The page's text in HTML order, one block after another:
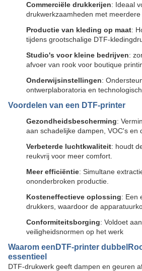
Commerciële drukkerijen: Ideaal
drukwerkzaamheden met meerdere
Productie van kleding op maat:
tijdens grootschalige DTF-
Studio's voor kleine bedrijven:
afvoer van rook voor boutique
Onderwijsinstellingen:
ontwerplaboratoria en
Voordelen van een DTF-printer
Gezondheidsbescherming:
aan schadelijke dampen, VOC's en
Verbeterde luchtkwaliteit: houdt
reukvrij voor meer comfort.
Meer efficiëntie: Simultane
ononderbroken productie.
Kosteneffectieve oplossing: Een
drukkers, waardoor de
Conformiteitsborging: Voldoet
veiligheidsnormen op het werk
Waarom een DTF-printer dubbel
essentieel
DTF-drukwerk geeft dampen en geuren